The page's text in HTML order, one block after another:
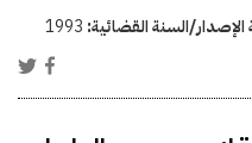
السنة القضائية: 1993